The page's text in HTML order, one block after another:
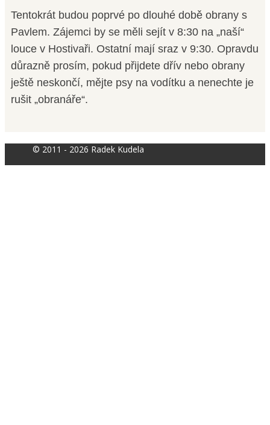
Tentokrát budou poprvé po dlouhé době obrany s
Pavlem. Zájemci by se měli sejít v 8:30 na „naší“
louce v Hostivaři. Ostatní mají sraz v 9:30. Opravdu
důrazně prosím, pokud přijdete dřív nebo obrany
ještě neskončí, mějte psy na vodítku a nenechte je
rušit „obranáře“.
© 2011 - 2026 Radek Kudela